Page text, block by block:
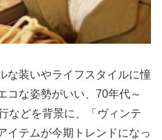
な装いやライフスタイルに憧
コな姿勢がいい、70年代～
などを背景に、「ヴィンテ
イテムが今期トレンドになっ